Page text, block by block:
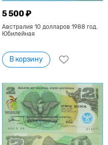
5 500 ₽
Австралия 10 долларов 1988 год.
Юбилейная
В корзину